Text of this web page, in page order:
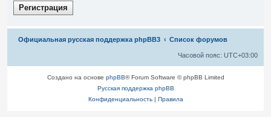
Регистрация
Официальная русская поддержка phpBB3 Список форумов
Часовой пояс: UTC+03:00
Связаться с
Создано на основе phpBB® Forum Software © phpBB Limited
Русская поддержка phpBB
Конфиденциальность| Правила